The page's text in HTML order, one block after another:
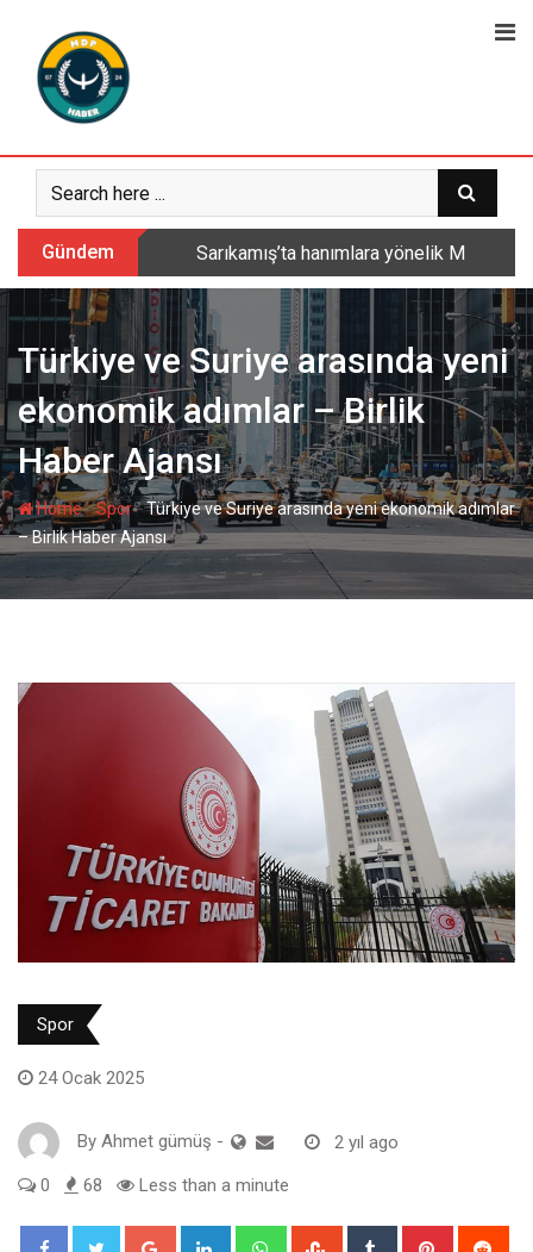
content
Gündem Sarıkamış’ta hanımlara yönelik
Türkiye ve Suriye arasında yeni
ekonomik adımlar – Birlik
Haber Ajansı
Home-Spor-Türkiye ve Suriye arasında yeni ekonomik adımlar
– Birlik Haber Ajansı
Spor
24 Ocak 2025
By Ahmet gümüş - 2 yıl ago
0 68 Less than a minute
Google+ LinkedIn WhatsappStumbleUpon
Tumblr Pinterest